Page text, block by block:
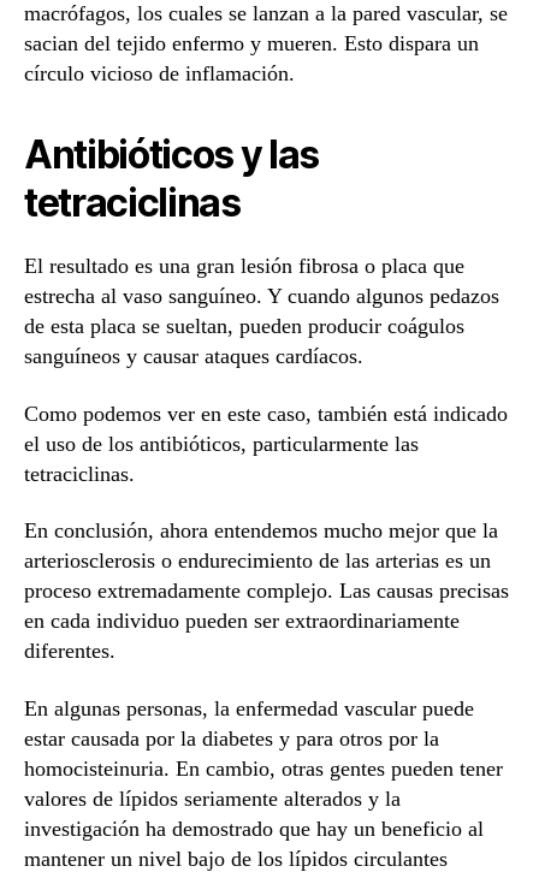
macrófagos, los cuales se lanzan a la pared vascular, se
sacian del tejido enfermo y mueren. Esto dispara un
círculo vicioso de inflamación.
Antibióticos y las
tetraciclinas
El resultado es una gran lesión fibrosa o placa que
estrecha al vaso sanguíneo. Y cuando algunos pedazos
de esta placa se sueltan, pueden producir coágulos
sanguíneos y causar ataques cardíacos.
Como podemos ver en este caso, también está indicado
el uso de los antibióticos, particularmente las
tetraciclinas.
En conclusión, ahora entendemos mucho mejor que la
arteriosclerosis o endurecimiento de las arterias es un
proceso extremadamente complejo. Las causas precisas
en cada individuo pueden ser extraordinariamente
diferentes.
En algunas personas, la enfermedad vascular puede
estar causada por la diabetes y para otros por la
homocisteinuria. En cambio, otras gentes pueden tener
valores de lípidos seriamente alterados y la
investigación ha demostrado que hay un beneficio al
mantener un nivel bajo de los lípidos circulantes